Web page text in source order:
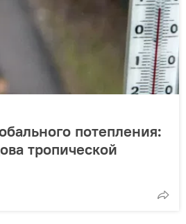
потепления:
тропической